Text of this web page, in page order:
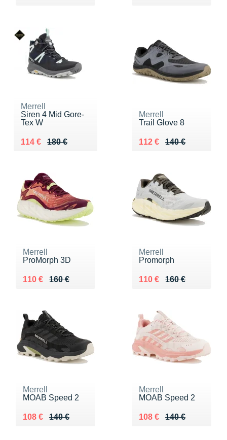
Merrell
Siren 4 Mid Gore-
Tex W
180 €
Au lieu de 180 €
114 €
Vendu 114 €
Merrell
Trail Glove 8
140 €
Au lieu de 140 €
112 €
Vendu 112 €
Merrell
ProMorph 3D
160 €
Au lieu de 160 €
110 €
Vendu 110 €
Merrell
Promorph
160 €
Au lieu de 160 €
110 €
Vendu 110 €
Merrell
MOAB Speed 2
140 €
Au lieu de 140 €
108 €
Vendu 108 €
Merrell
MOAB Speed 2
140 €
Au lieu de 140 €
108 €
Vendu 108 €